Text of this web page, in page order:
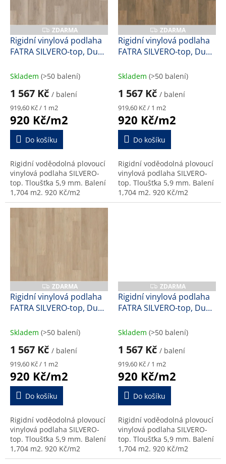
ůo
Z
D
A
R
ZDARMA
Rigidní vinylová podlaha
FATRA SILVERO-top, Dub
Skladem (>50 balení)
1 567 Kč / balení
Měrná
cena:
919,60 Kč / 1 m2
920 Kč/m2
Do košíku
Rigidní voděodolná plovoucí
vinylová podlaha SILVERO-
top. Tloušťka 5,9 mm. Balení
1,704 m2. 920 Kč/m2
Z
D
A
R
ZDARMA
Rigidní vinylová podlaha
FATRA SILVERO-top, Dub
mm
Skladem (>50 balení)
1 567 Kč / balení
Měrná
cena:
919,60 Kč / 1 m2
920 Kč/m2
Do košíku
Rigidní voděodolná plovoucí
vinylová podlaha SILVERO-
top. Tloušťka 5,9 mm. Balení
1,704 m2. 920 Kč/m2
Z
D
A
R
ZDARMA
Rigidní vinylová podlaha
FATRA SILVERO-top, Dub
Skladem (>50 balení)
1 567 Kč / balení
Měrná
cena:
919,60 Kč / 1 m2
920 Kč/m2
Do košíku
Rigidní voděodolná plovoucí
vinylová podlaha SILVERO-
top. Tloušťka 5,9 mm. Balení
1,704 m2. 920 Kč/m2
Z
D
A
R
ZDARMA
Rigidní vinylová podlaha
FATRA SILVERO-top, Dub
Skladem (>50 balení)
1 567 Kč / balení
Měrná
cena:
919,60 Kč / 1 m2
920 Kč/m2
Do košíku
Rigidní voděodolná plovoucí
vinylová podlaha SILVERO-
top. Tloušťka 5,9 mm. Balení
1,704 m2. 920 Kč/m2